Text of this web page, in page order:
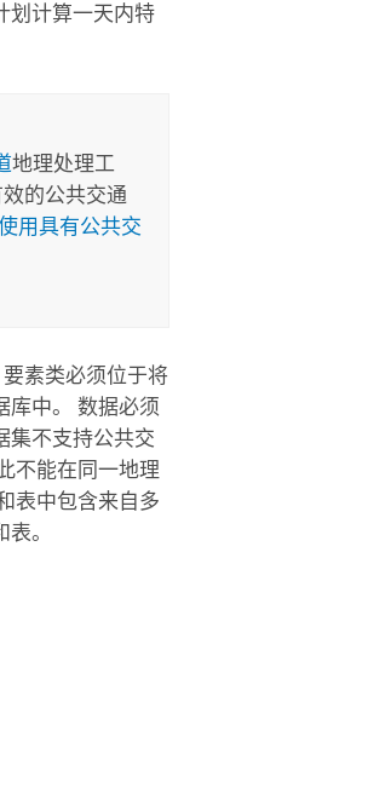
划计算一天内特
地理处理工
的公共交通
用具有公共交
素类必须位于将
库中。 数据必须
集不支持公共交
不能在同一地理
表中包含来自多
。